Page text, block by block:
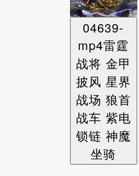
04639-
mp4雷霆
战将 金甲
披风 星界
战场 狼首
战车 紫电
锁链 神魔
坐骑